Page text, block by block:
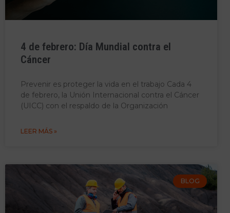
4 de febrero: Día Mundial contra el
Cáncer
Prevenir es proteger la vida en el trabajo Cada 4
de febrero, la Unión Internacional contra el Cáncer
(UICC) con el respaldo de la Organización
LEER MÁS »
BLOG